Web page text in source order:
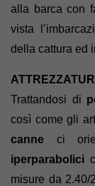
alla barca con
vista
della cattura ed
Trattandosi di
così come gli
canne ci
iperparabolici
misure da 2.40/